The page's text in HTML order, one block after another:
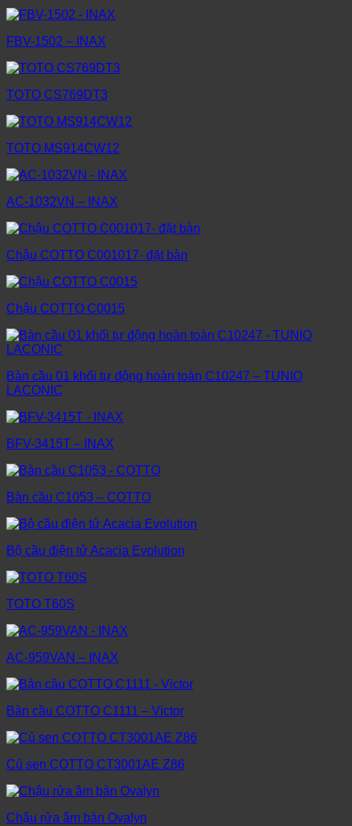
FBV-1502 – INAX
TOTO CS769DT3
TOTO MS914CW12
AC-1032VN – INAX
Chậu COTTO C001017- đặt bàn
Chậu COTTO C0015
Bàn cầu 01 khối tự động hoàn toàn C10247 – TUNIO
LACONIC
BFV-3415T – INAX
Bàn cầu C1053 – COTTO
Bộ cầu điện tử Acacia Evolution
TOTO T60S
AC-959VAN – INAX
Bàn cầu COTTO C1111 – Victor
Củ sen COTTO CT3001AE Z86
Chậu rửa âm bàn Ovalyn